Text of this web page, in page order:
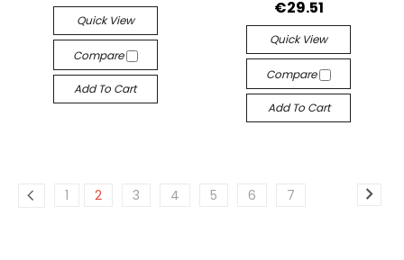
Quick View
Compare
Add To Cart
€29.51
Quick View
Compare
Add To Cart
1 2 3 4 5 6 7